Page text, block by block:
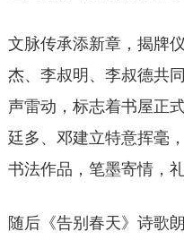
文脉传承添新章，揭牌
杰、李叔明、李叔德共
声雷动，标志着书屋正
廷多、邓建立特意挥毫
书法作品，笔墨寄情，礼
随后《告别春天》诗歌